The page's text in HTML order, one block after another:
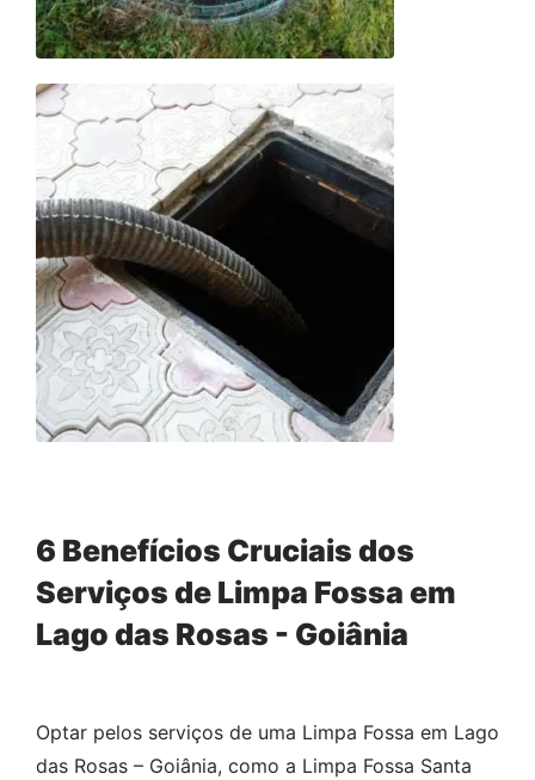
6 Benefícios Cruciais dos
Serviços de Limpa Fossa em
Lago das Rosas - Goiânia
Optar pelos serviços de uma Limpa Fossa em Lago
das Rosas – Goiânia, como a Limpa Fossa Santa